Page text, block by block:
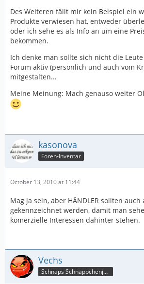
Des Weiteren fällt mir kein Beispiel ein
Produkte verwiesen hat, entweder
oder ich sehe es als Info an um eine
bekommen.
Ich denke man sollte sich nicht die
Forum aktiv (persönlich und auch vom
mitgestalten...
Meine Meinung: Mach genauso weiter
kasonova
Foren-Inventar
October 13, 2010 at 11:44
Mag ja sein, aber HÄNDLER sollten auch
gekennzeichnet werden, damit man
komerzielle Interessen dahinter stehen.
Vechs
Schnaps Schnäppchenjäger